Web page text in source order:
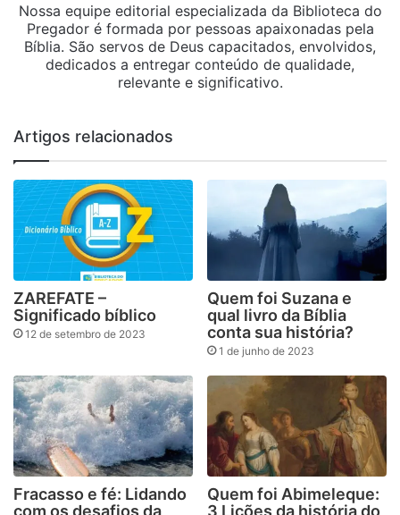
Nossa equipe editorial especializada da Biblioteca do
Pregador é formada por pessoas apaixonadas pela
Bíblia. São servos de Deus capacitados, envolvidos,
dedicados a entregar conteúdo de qualidade,
relevante e significativo.
Artigos relacionados
ZAREFATE –
Significado bíblico
12 de setembro de 2023
Quem foi Suzana e
qual livro da Bíblia
conta sua história?
1 de junho de 2023
Fracasso e fé: Lidando
Quem foi Abimeleque: